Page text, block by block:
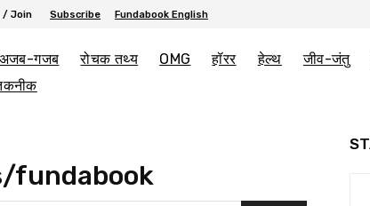
/ Join Subscribe Fundabook English
अजब-गजब रोचक तथ्य OMG हॉरर हेल्थ जीव-जंतु
fundabook